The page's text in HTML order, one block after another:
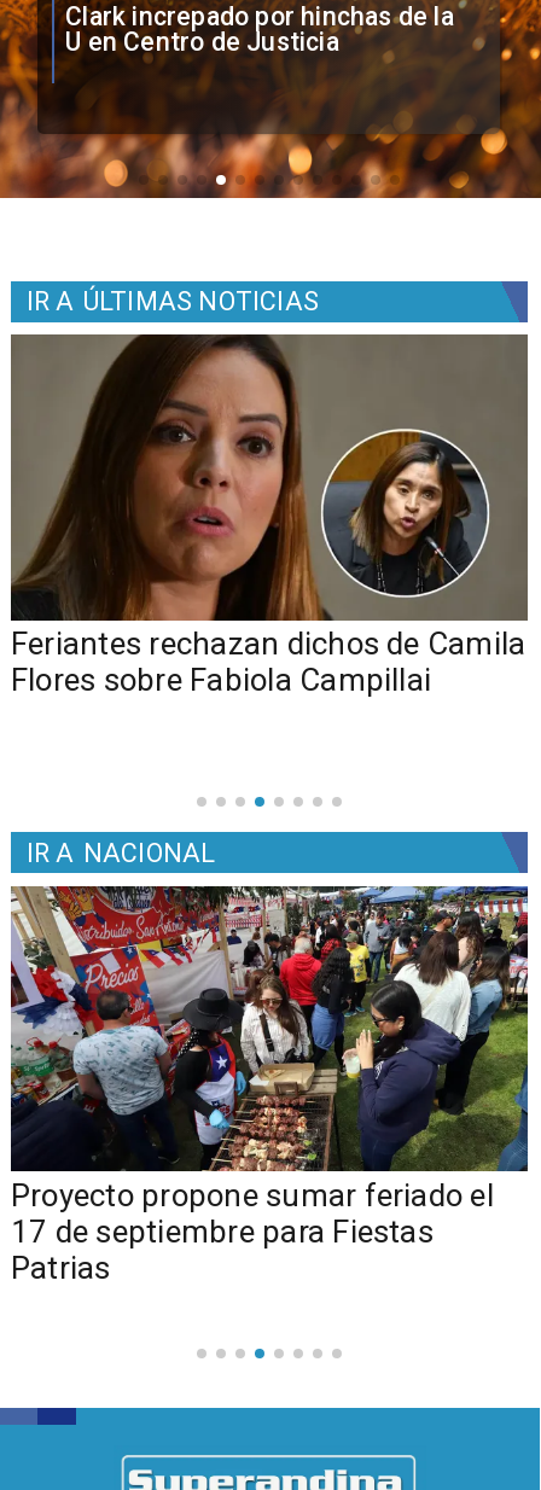
Vozinha firma contrato con Colo
Colo como nuevo arquero
IR A ÚLTIMAS NOTICIAS
Feriantes rechazan dichos de Camila
Flores sobre Fabiola Campillai
IR A NACIONAL
Proyecto propone sumar feriado el
17 de septiembre para Fiestas
Patrias